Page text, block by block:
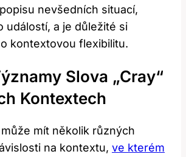
nevšedních situací,
událostí, a je důležité si
kontextovou flexibilitu.
Slova „cray“
Kontextech
může mít několik různých
na kontextu, ve kterém